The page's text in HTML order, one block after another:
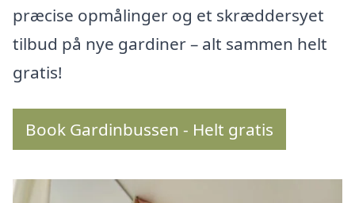
præcise opmålinger og et skræddersyet
tilbud på nye gardiner – alt sammen helt
gratis!
Book Gardinbussen - Helt gratis